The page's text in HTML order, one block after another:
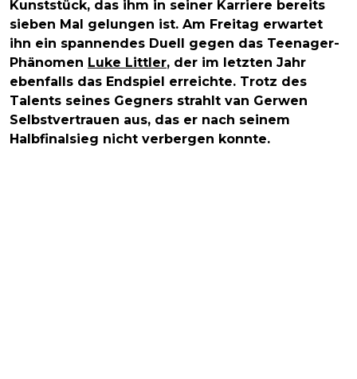
Kunststück, das ihm in seiner Karriere bereits
sieben Mal gelungen ist. Am Freitag erwartet
ihn ein spannendes Duell gegen das Teenager-
Phänomen Luke Littler, der im letzten Jahr
ebenfalls das Endspiel erreichte. Trotz des
Talents seines Gegners strahlt van Gerwen
Selbstvertrauen aus, das er nach seinem
Halbfinalsieg nicht verbergen konnte.